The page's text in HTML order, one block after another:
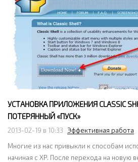
УСТАНОВКА ПРИЛОЖЕНИЯ CLASSIC
ПОТЕРЯННЫЙ «ПУСК»
2013-02-19 в 10:33
Эффективная работа
Многие из нас привыкли к способам
начиная с XP. После перехода на